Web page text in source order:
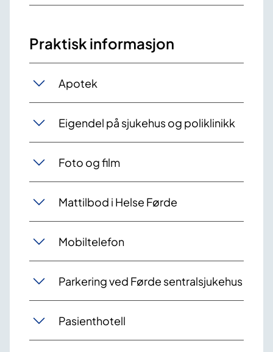
Praktisk informasjon
Apotek
Eigendel på sjukehus og poliklinikk
Foto og film
Mattilbod i Helse Førde
Mobiltelefon
Parkering ved Førde sentralsjukehus
Pasienthotell